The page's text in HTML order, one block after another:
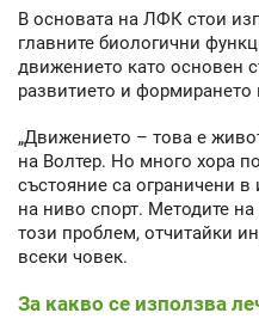
В основата на ЛФК стои
главните биологични
движението като основен
развитието и формирането
„Движението – това е
на Волтер. Но много хора
състояние са ограничени
на ниво спорт. Методите
този проблем, отчитайки
всеки човек.
За какво се използва